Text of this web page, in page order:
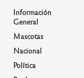
Información
General
Mascotas
Nacional
Política